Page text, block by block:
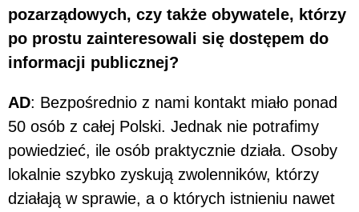
pozarządowych, czy także obywatele, którzy
po prostu zainteresowali się dostępem do
informacji publicznej?
AD: Bezpośrednio z nami kontakt miało ponad
50 osób z całej Polski. Jednak nie potrafimy
powiedzieć, ile osób praktycznie działa. Osoby
lokalnie szybko zyskują zwolenników, którzy
działają w sprawie, a o których istnieniu nawet